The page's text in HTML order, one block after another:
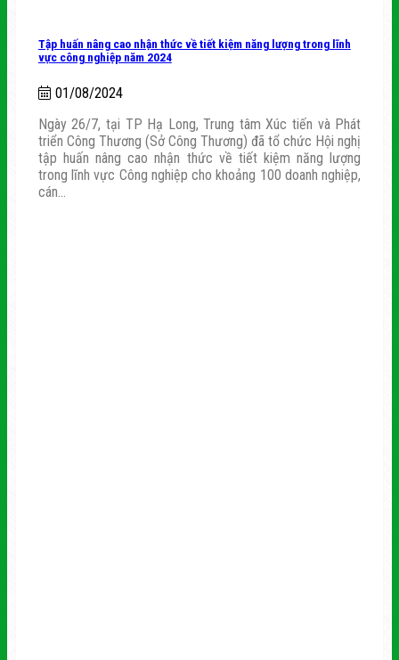
Tập huấn nâng cao nhận thức về tiết kiệm năng lượng trong lĩnh
vực công nghiệp năm 2024
01/08/2024
Ngày 26/7, tại TP Hạ Long, Trung tâm Xúc tiến và Phát
triển Công Thương (Sở Công Thương) đã tổ chức Hội nghị
tập huấn nâng cao nhận thức về tiết kiệm năng lượng
trong lĩnh vực Công nghiệp cho khoảng 100 doanh nghiệp,
cán...